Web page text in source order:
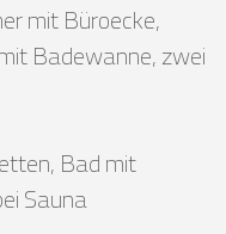
mit Büroecke,
Badewanne, zwei
Bad mit
Sauna